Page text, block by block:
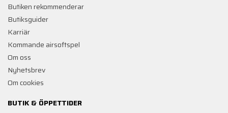
Butiken rekommenderar
Butiksguider
Karriär
Kommande airsoftspel
Om oss
Nyhetsbrev
Om cookies
BUTIK & ÖPPETTIDER